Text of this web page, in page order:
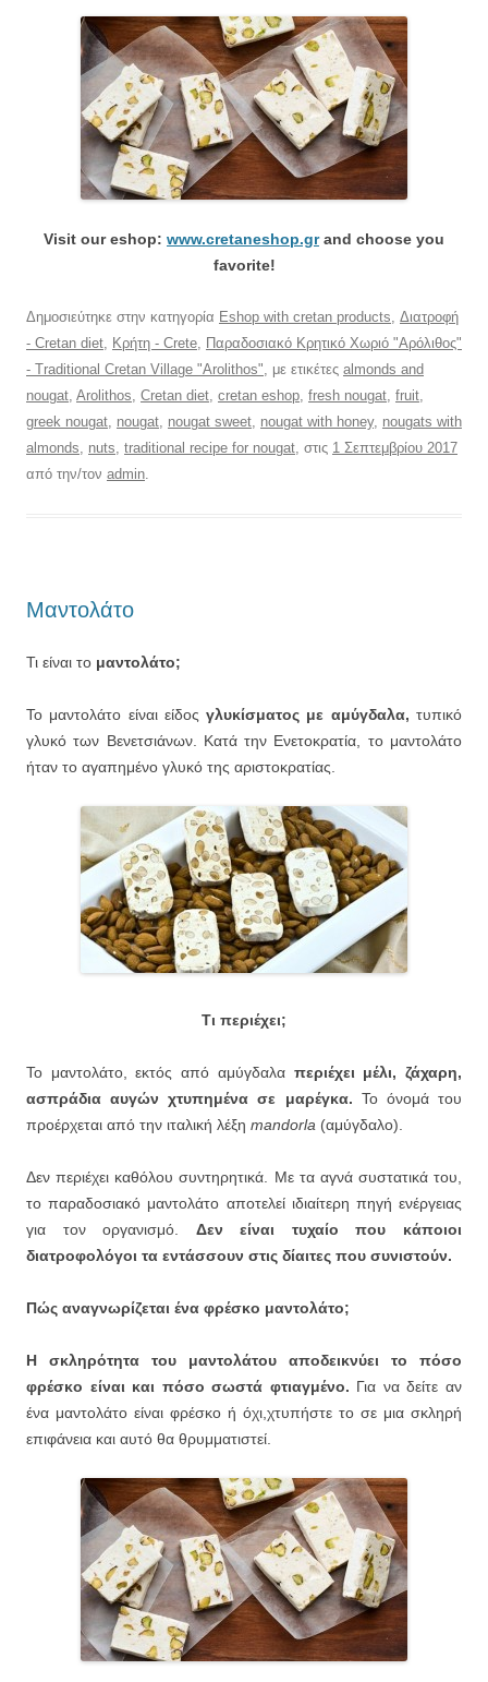
Visit our eshop: www.cretaneshop.grand choose you
favorite!
Δημοσιεύτηκε στην κατηγορία Eshop with cretan products Διατροφή
- Cretan diet
Κρήτη - Crete
Παραδοσιακό Κρητικό Χωριό "Αρόλιθος"
- Traditional Cretan Village "Arolithos" , με ετικέτες almonds and
nougat Arolithos Cretan diet cretan eshop fresh nougat fruit
greek nougat nougat nougat sweet nougat with honey, nougats with
almonds
nuts traditional recipe for nougat , στις 1 Σεπτεμβρίου 2017
από την/τον admin
Μαντολάτο
Τι είναι το μαντολάτο;
Το μαντολάτο είναι είδοςγλυκίσματος με αμύγδαλα, τυπικό
γλυκό των Βενετσιάνων. Κατά την Ενετοκρατία, το μαντολάτο
ήταν το αγαπημένο γλυκό της αριστοκρατίας.
Τι περιέχει;
Το μαντολάτο, εκτός από αμύγδαλα περιέχει μέλι, ζάχαρη,
ασπράδια αυγών χτυπημένα σε μαρέγκα. Το όνομά του
προέρχεται από την ιταλική λέξη mandorla (αμύγδαλο).
Δεν περιέχει καθόλου συντηρητικά. Με τα αγνά συστατικά του,
το παραδοσιακό μαντολάτο αποτελεί ιδιαίτερη πηγή ενέργειας
για τον οργανισμό. Δεν είναι τυχαίο που κάποιοι
διατροφολόγοι τα εντάσσουν στις δίαιτες που συνιστούν.
Πώς αναγνωρίζεται ένα φρέσκο μαντολάτο;
Η σκληρότητα του μαντολάτου αποδεικνύει το πόσο
φρέσκο είναι και πόσο σωστά φτιαγμένο. Για να δείτε αν
ένα μαντολάτο είναι φρέσκο ή όχι,χτυπήστε το σε μια σκληρή
επιφάνεια και αυτό θα θρυμματιστεί.